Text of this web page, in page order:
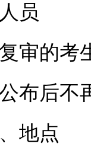
员
的考
布后不
地点